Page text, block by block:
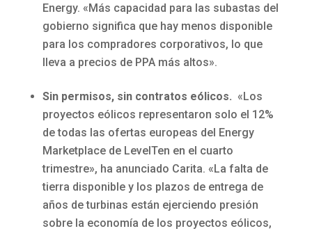
Energy. «Más capacidad para las subastas del
gobierno significa que hay menos disponible
para los compradores corporativos, lo que
lleva a precios de PPA más altos».
Sin permisos, sin contratos eólicos. «Los
proyectos eólicos representaron solo el 12%
de todas las ofertas europeas del Energy
Marketplace de LevelTen en el cuarto
trimestre», ha anunciado Carita. «La falta de
tierra disponible y los plazos de entrega de
años de turbinas están ejerciendo presión
sobre la economía de los proyectos eólicos,